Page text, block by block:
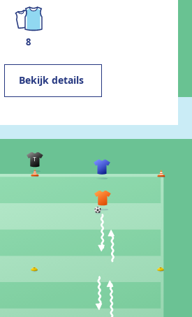
8
Bekijk details